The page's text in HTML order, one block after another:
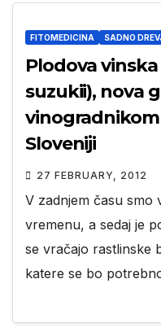
FITOMEDICINA SADNO
Plodova
suzukii), nova
Sloveniji
27 FEBRUARY, 2012
V zadnjem času smo
vremenu, a sedaj je
se vračajo rastlinske
katere se bo